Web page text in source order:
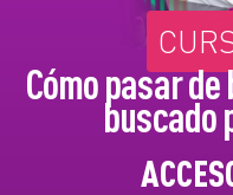
Cómo pasar
buscado